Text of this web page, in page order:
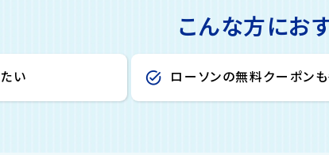
こんな方にお
い ローソンの無料クーポン